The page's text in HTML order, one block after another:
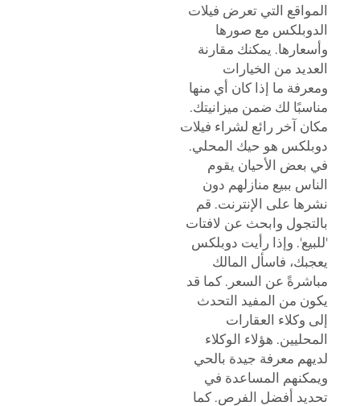
المواقع التي تعرض فيلات
الدوبلكس مع صورها
وأسعارها. يمكنك مقارنة
العديد من الخيارات
ومعرفة ما إذا كان أي منها
مناسبًا لك ضمن ميزانيتك.
مكان آخر رائع لشراء فيلات
دوبلكس هو حيك المحلي.
في بعض الأحيان يقوم
الناس ببيع منازلهم دون
نشرها على الإنترنت. قم
بالتجول وابحث عن لافتات
'للبيع'. وإذا رأيت دوبلكس
يعجبك، فاسأل المالك
مباشرةً عن السعر. كما قد
يكون من المفيد التحدث
إلى وكلاء العقارات
المحليين. هؤلاء الوكلاء
لديهم معرفة جيدة بالحي
ويمكنهم المساعدة في
تحديد أفضل الفرص. كما